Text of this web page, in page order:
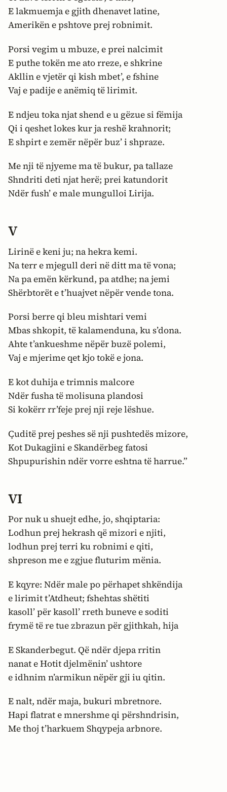
E lakmuemja e gjith dhenavet latine,
Amerikën e pshtove prej robnimit.
Porsi vegim u mbuze, e prei nalcimit
E puthe tokën me ato rreze, e shkrine
Akllin e vjetër qi kish mbet’, e fshine
Vaj e padije e anëmiq të lirimit.
E ndjeu toka njat shend e u gëzue si fëmija
Qi i qeshet lokes kur ja reshë krahnorit;
E shpirt e zemër nëpër buz’ i shpraze.
Me nji të njyeme ma të bukur, pa tallaze
Shndriti deti njat herë; prei katundorit
Ndër fush’ e male mungulloi Lirija.
V
Lirinë e keni ju; na hekra kemi.
Na terr e mjegull deri në ditt ma të vona;
Na pa emën kërkund, pa atdhe; na jemi
Shërbtorët e t’huajvet nëpër vende tona.
Porsi berre qi bleu mishtari vemi
Mbas shkopit, të kalamenduna, ku s’dona.
Ahte t’ankueshme nëpër buzë polemi,
Vaj e mjerime qet kjo tokë e jona.
E kot duhija e trimnis malcore
Ndër fusha të molisuna plandosi
Si kokërr rr’feje prej nji reje lëshue.
Çuditë prej peshes së nji pushtedës mizore,
Kot Dukagjini e Skandërbeg fatosi
Shpupurishin ndër vorre eshtna të harrue.”
VI
Por nuk u shuejt edhe, jo, shqiptaria:
Lodhun prej hekrash që mizori e njiti,
lodhun prej terri ku robnimi e qiti,
shpreson me e zgjue fluturim mënia.
E kqyre: Ndër male po përhapet shkëndija
e lirimit t’Atdheut; fshehtas shëtiti
kasoll’ për kasoll’ rreth buneve e soditi
frymë të re tue zbrazun për gjithkah, hija
E Skanderbegut. Që ndër djepa rritin
nanat e Hotit djelmënin’ ushtore
e idhnim n’armikun nëpër gji iu qitin.
E nalt, ndër maja, bukuri mbretnore.
Hapi flatrat e mnershme qi përshndrisin,
Me thoj t’harkuem Shqypeja arbnore.